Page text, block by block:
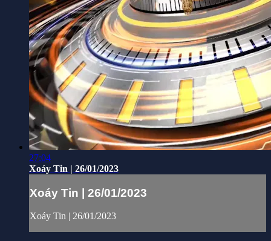
27:04
Xoáy Tin | 26/01/2023
Xoáy Tin | 26/01/2023
Xoáy Tin | 26/01/2023